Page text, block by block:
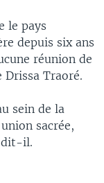
le pays
depuis six ans
réunion de
Traoré.
sein de la
sacrée,
dit-il.